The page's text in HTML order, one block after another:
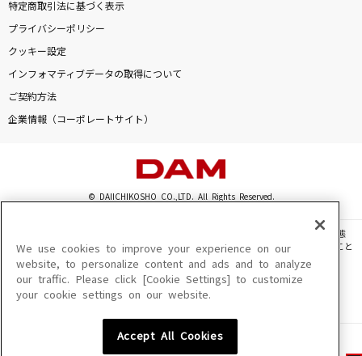
特定商取引法に基づく表示
プライバシーポリシー
クッキー設定
インフォマティブデータの取得について
ご契約方法
企業情報（コーポレートサイト）
© DAIICHIKOSHO CO.,LTD. All Rights Reserved.
このサイトに掲載されている一切の文章・画像・写真・動画・音声等を、手段や形態
を問わず、著作権法の定める範囲を超えて無断で複製、転載、ファイル化などすること
を禁じます。
楽曲及びコンテンツは、機種によりご利用いただけない場合があります。
楽曲及びコンテンツの配信日、配信内容が変更になる場合があります。
We use cookies to improve your experience on our
website, to personalize content and ads and to analyze
our traffic. Please click [Cookie Settings] to customize
your cookie settings on our website.
Accept All Cookies